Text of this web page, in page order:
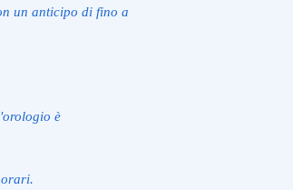
un anticipo di fino a
è